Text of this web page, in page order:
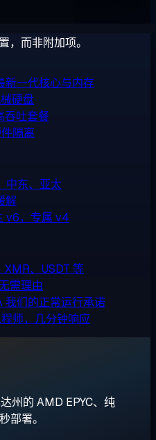
，而非附加项。
新一代核心与内存
硬盘
吞吐套餐
隔离
中东、亚太
解
v6，专属 v4
XMR、USDT 等
需理由
我们的正常运行承诺
师，几分钟响应
州的 AMD EPYC、纯
部署。